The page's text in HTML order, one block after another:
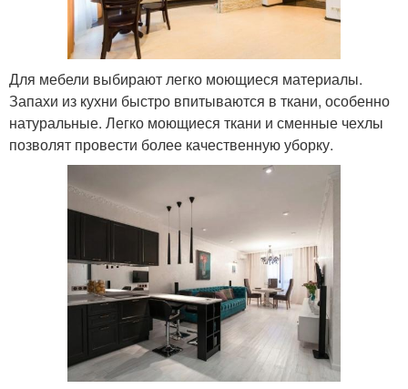
Для мебели выбирают легко моющиеся материалы.
Запахи из кухни быстро впитываются в ткани, особенно
натуральные. Легко моющиеся ткани и сменные чехлы
позволят провести более качественную уборку.